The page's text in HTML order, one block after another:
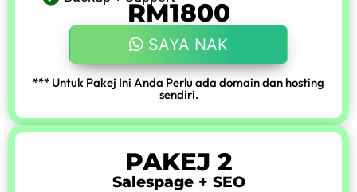
RM1800
SAYA NAK
*** Untuk Pakej Ini Anda Perlu ada domain dan hosting
sendiri.
PAKEJ 2
Salespage + SEO